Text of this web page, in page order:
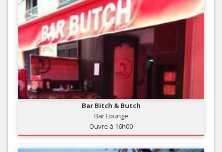
Bar Bitch & Butch
Bar Lounge
Ouvre à 16h00